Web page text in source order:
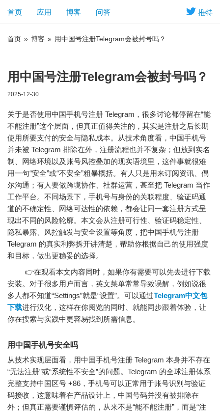
推特
首页 应用 博客 问答
首页 » 博客 » 用中国号注册Telegram会被封号吗？
用中国号注册Telegram会被封号吗？
2025-12-30
关于是否使用中国手机号注册 Telegram，很多讨论都停留在“能
不能注册”这个层面，但真正值得关注的，其实是注册之后长期
使用所要支付的安全与隐私成本。从技术角度看，中国手机号
并未被 Telegram 排除在外，注册流程也并不复杂；但放到实名
制、网络环境以及账号风控叠加的现实语境里，这件事就很难
用一句“安全”或“不安全”粗暴概括。有人只是用来订阅资讯、偶
尔沟通；有人要做跨境协作、社群运营，甚至把 Telegram 当作
工作平台。不同场景下，手机号与身份的关联程度、验证码通
道的不确定性、网络可达性的依赖，都会让同一套注册方式呈
现出不同的风险轮廓。本文会从注册可行性、验证码稳定性、
隐私暴露、风控触发与安全设置等角度，把中国手机号注册
Telegram 的真实利弊拆开讲清楚，帮助你根据自己的使用强度
和目标，做出更稳妥的选择。
👉在观看本文内容同时，如果你有需要可以先去进行下载
安装。对于很多用户而言，英文菜单常常导致误解，例如说很
多人都不知道“Settings”就是“设置”。可以通过Telegram中文包
下载进行汉化，这样在你阅览的同时、就能同步跟着体验，让
你在搜索与实践中更容易找到所需信息。
用中国手机号安全吗
从技术实现层面看，用中国手机号注册 Telegram 本身并不存在
“无法注册”或“系统性不安全”的问题。Telegram 的全球注册体系
完整支持中国区号 +86，手机号可以正常用于账号识别与验证
码接收，这意味着在产品设计上，中国号码并没有被排除在
外；但真正需要谨慎评估的，从来不是“能不能注册”，而是“注